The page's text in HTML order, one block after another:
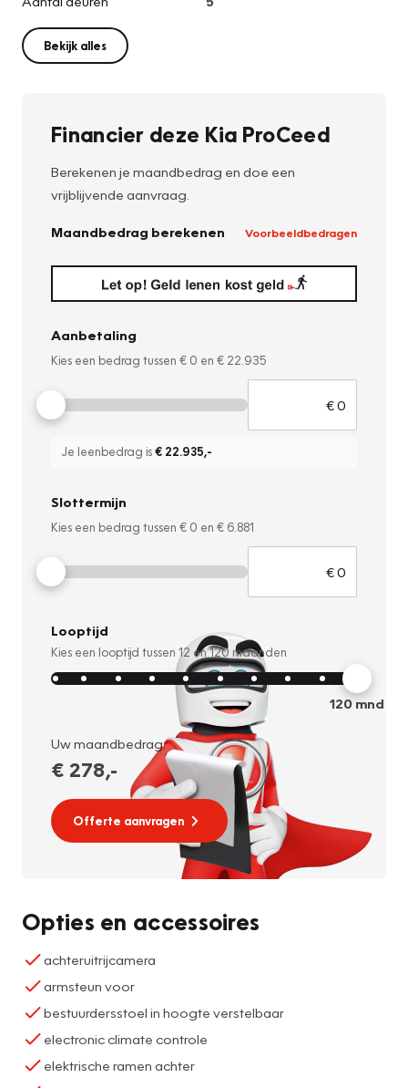
Bekijk alles
Financier deze Kia ProCeed
Berekenen je maandbedrag en doe een
vrijblijvende aanvraag.
Maandbedrag berekenen Voorbeeldbedragen
Aanbetaling
Kies een bedrag tussen € 0 en € 22.935
Je leenbedrag is€ 22.935,-
Slottermijn
Kies een bedrag tussen € 0 en € 6.881
Looptijd
Kies een looptijd tussen 12 en120 maanden
120mnd
Uw maandbedrag:
€ 278,-
Offerte aanvragen
Opties en accessoires
achteruitrijcamera
armsteun voor
bestuurdersstoel in hoogte verstelbaar
electronic climate controle
elektrische ramen achter